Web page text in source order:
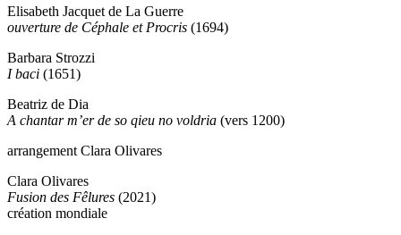
Elisabeth Jacquet de La Guerre
ouverture de Céphale et Procris (1694)
Barbara Strozzi
I baci (1651)
Beatriz de Dia
A chantar m’er de so qieu no voldria (vers 1200)
arrangement Clara Olivares
Clara Olivares
Fusion des Fêlures (2021)
création mondiale